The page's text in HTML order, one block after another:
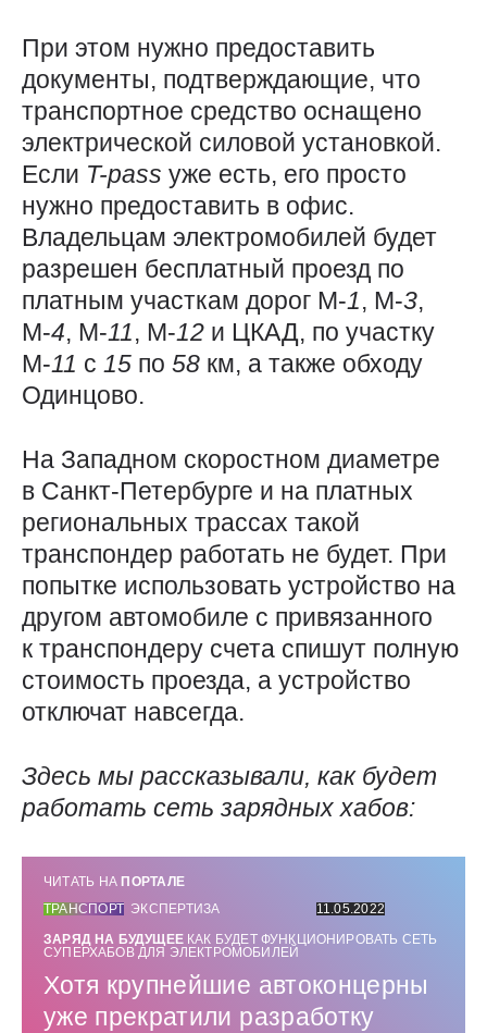
При этом нужно предоставить
документы, подтверждающие, что
транспортное средство оснащено
электрической силовой установкой.
Если T-pass уже есть, его просто
нужно предоставить в офис.
Владельцам электромобилей будет
разрешен бесплатный проезд по
платным участкам дорог М-1, М-3,
М-4, М-11, М-12 и ЦКАД, по участку
М-11 с 15 по 58 км, а также обходу
Одинцово.
На Западном скоростном диаметре
в Санкт-Петербурге и на платных
региональных трассах такой
транспондер работать не будет. При
попытке использовать устройство на
другом автомобиле с привязанного
к транспондеру счета спишут полную
стоимость проезда, а устройство
отключат навсегда.
Здесь мы рассказывали, как будет
работать сеть зарядных хабов:
ЧИТАТЬ НА ПОРТАЛЕ
ТРАНСПОРТ ЭКСПЕРТИЗА
11.05.2022
ЗАРЯД НА БУДУЩЕЕ КАК БУДЕТ ФУНКЦИОНИРОВАТЬ СЕТЬ
СУПЕРХАБОВ ДЛЯ ЭЛЕКТРОМОБИЛЕЙ
Хотя крупнейшие автоконцерны
уже прекратили разработку